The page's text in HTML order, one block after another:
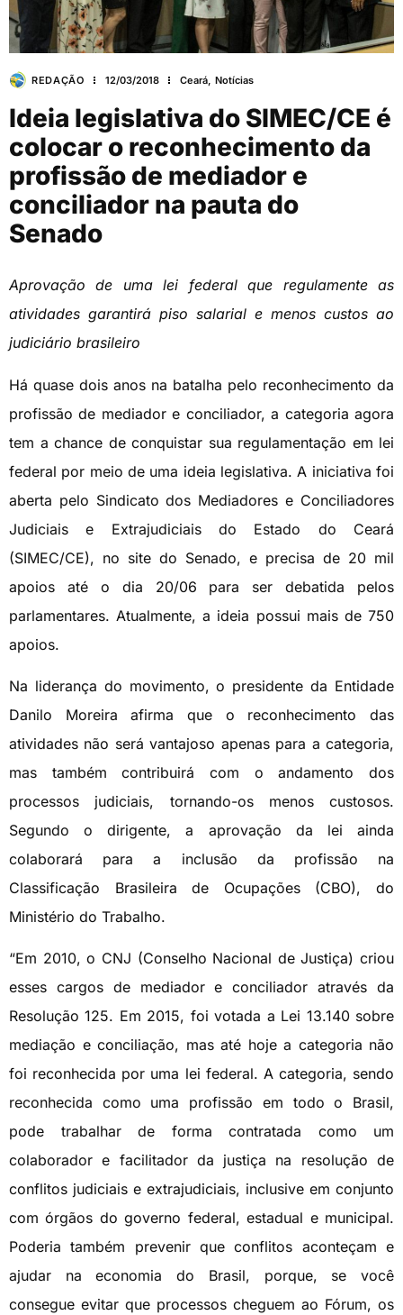
REDAÇÃO 12/03/2018 Ceará, Notícias
Ideia legislativa do SIMEC/CE é
colocar o reconhecimento da
profissão de mediador e
conciliador na pauta do
Senado
Aprovação de uma lei federal que regulamente as
atividades garantirá piso salarial e menos custos ao
judiciário brasileiro
Há quase dois anos na batalha pelo reconhecimento da
profissão de mediador e conciliador, a categoria agora
tem a chance de conquistar sua regulamentação em lei
federal por meio de uma ideia legislativa. A iniciativa foi
aberta pelo Sindicato dos Mediadores e Conciliadores
Judiciais e Extrajudiciais do Estado do Ceará
(SIMEC/CE), no site do Senado, e precisa de 20 mil
apoios até o dia 20/06 para ser debatida pelos
parlamentares. Atualmente, a ideia possui mais de 750
apoios.
Na liderança do movimento, o presidente da Entidade
Danilo Moreira afirma que o reconhecimento das
atividades não será vantajoso apenas para a categoria,
mas também contribuirá com o andamento dos
processos judiciais, tornando-os menos custosos.
Segundo o dirigente, a aprovação da lei ainda
colaborará para a inclusão da profissão na
Classificação Brasileira de Ocupações (CBO), do
Ministério do Trabalho.
“Em 2010, o CNJ (Conselho Nacional de Justiça) criou
esses cargos de mediador e conciliador através da
Resolução 125. Em 2015, foi votada a Lei 13.140 sobre
mediação e conciliação, mas até hoje a categoria não
foi reconhecida por uma lei federal. A categoria, sendo
reconhecida como uma profissão em todo o Brasil,
pode trabalhar de forma contratada como um
colaborador e facilitador da justiça na resolução de
conflitos judiciais e extrajudiciais, inclusive em conjunto
com órgãos do governo federal, estadual e municipal.
Poderia também prevenir que conflitos aconteçam e
ajudar na economia do Brasil, porque, se você
consegue evitar que processos cheguem ao Fórum, os